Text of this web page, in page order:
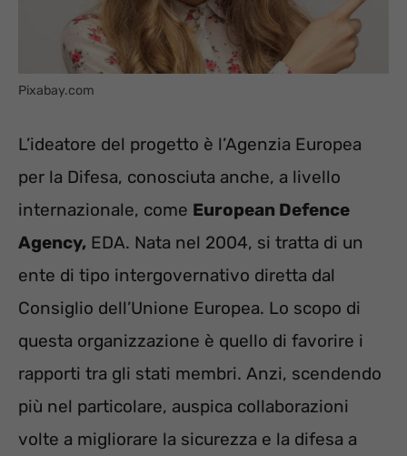
Pixabay.com
L’ideatore del progetto è l’Agenzia Europea
per la Difesa, conosciuta anche, a livello
internazionale, come European Defence
Agency, EDA. Nata nel 2004, si tratta di un
ente di tipo intergovernativo diretta dal
Consiglio dell’Unione Europea. Lo scopo di
questa organizzazione è quello di favorire i
rapporti tra gli stati membri. Anzi, scendendo
più nel particolare, auspica collaborazioni
volte a migliorare la sicurezza e la difesa a